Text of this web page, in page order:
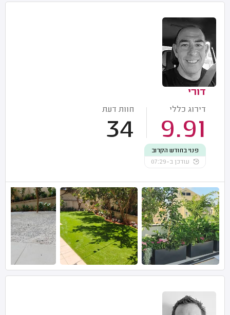
דורי
דירוג כללי
9.91
חוות דעת
34
פנוי בחודש הקרוב
עודכן ב-07:29